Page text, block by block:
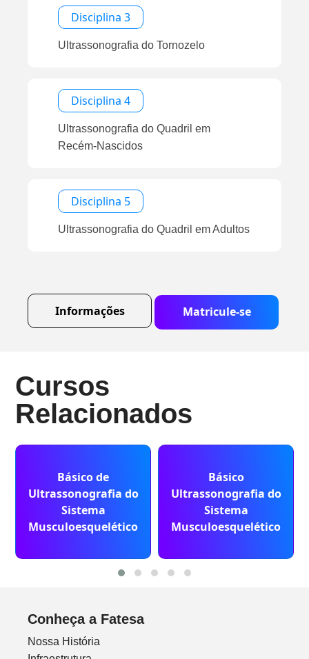
Disciplina 3
Ultrassonografia do Tornozelo
Disciplina 4
Ultrassonografia do Quadril em
Recém-Nascidos
Disciplina 5
Ultrassonografia do Quadril em Adultos
Informações Matricule-se
Cursos
Relacionados
Básico de
Ultrassonografia do
Sistema
Musculoesquelético
Básico
Ultrassonografia do
Sistema
Musculoesquelético
Conheça a Fatesa
Nossa História